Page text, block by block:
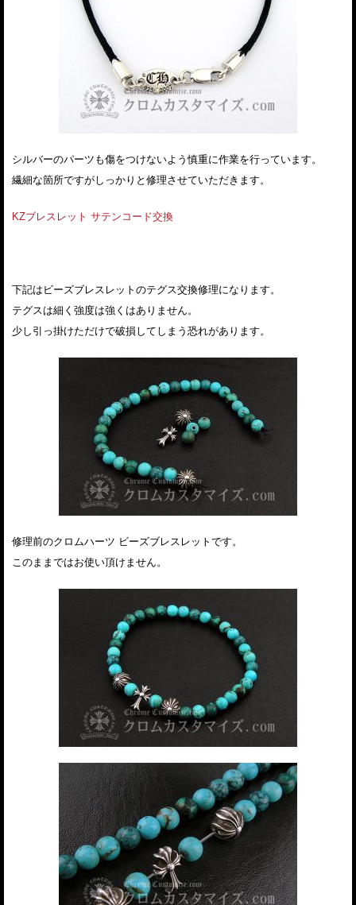
シルバーのパーツも傷をつけないよう慎重に作業を行っています。
繊細な箇所ですがしっかりと修理させていただきます。
KZブレスレット サテンコード交換
下記はビーズブレスレットのテグス交換修理になります。
テグスは細く強度は強くはありません。
少し引っ掛けただけで破損してしまう恐れがあります。
修理前のクロムハーツ ビーズブレスレットです。
このままではお使い頂けません。